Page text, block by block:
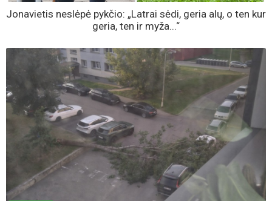
Jonavietis neslėpė pykčio: „Latrai sėdi, geria alų, o ten kur
geria, ten ir myža...“